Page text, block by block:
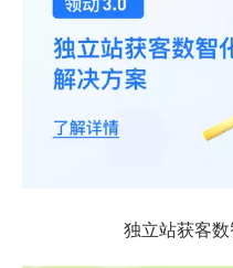
独立站获客